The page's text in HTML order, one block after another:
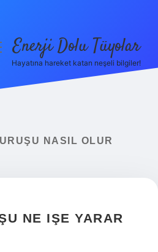
Enerji Dolu Tüyolar
Hayatına hareket katan neşeli bilgiler!
NASIL OLUR
NE IŞE YARAR